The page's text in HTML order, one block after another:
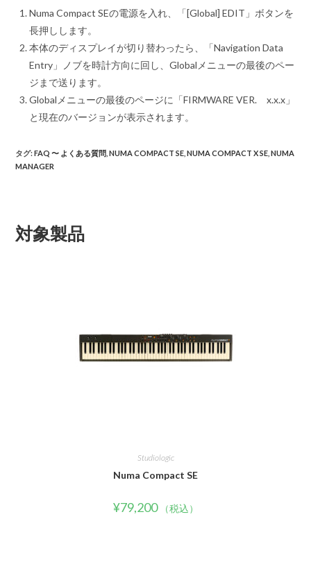
Numa Compact SEの電源を入れ、「[Global] EDIT」ボタンを
長押しします。
本体のディスプレイが切り替わったら、「Navigation Data
Entry」ノブを時計方向に回し、Globalメニューの最後のペー
ジまで送ります。
Globalメニューの最後のページに「FIRMWARE VER. x.x.x」
と現在のバージョンが表示されます。
タグ:FAQ 〜 よくある質問 NUMA COMPACT SE NUMA COMPACT X SE NUMA
MANAGER
対象製品
Studiologic
Numa Compact SE
¥79,200 （税込）